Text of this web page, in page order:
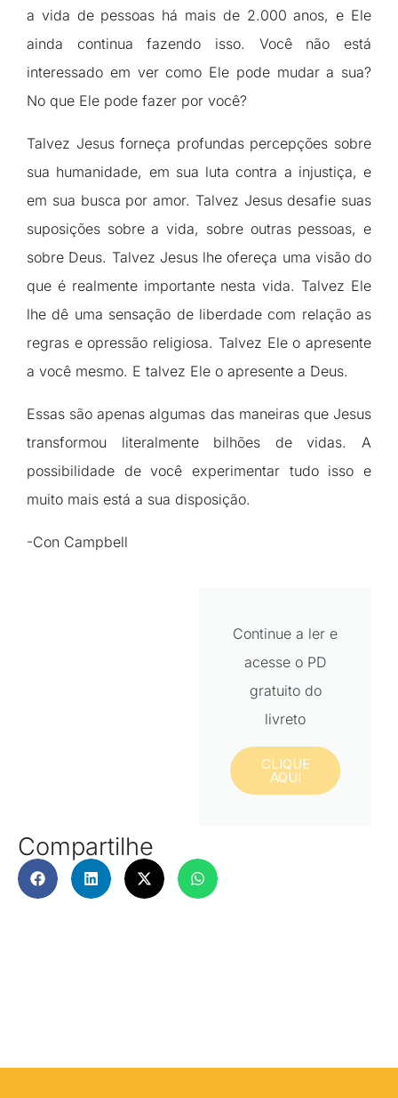
a vida de pessoas há mais de 2.000 anos, e Ele
ainda continua fazendo isso. Você não está
interessado em ver como Ele pode mudar a sua?
No que Ele pode fazer por você?
Talvez Jesus forneça profundas percepções sobre
sua humanidade, em sua luta contra a injustiça, e
em sua busca por amor. Talvez Jesus desafie suas
suposições sobre a vida, sobre outras pessoas, e
sobre Deus. Talvez Jesus lhe ofereça uma visão do
que é realmente importante nesta vida. Talvez Ele
lhe dê uma sensação de liberdade com relação as
regras e opressão religiosa. Talvez Ele o apresente
a você mesmo. E talvez Ele o apresente a Deus.
Essas são apenas algumas das maneiras que Jesus
transformou literalmente bilhões de vidas. A
possibilidade de você experimentar tudo isso e
muito mais está a sua disposição.
-Con Campbell
Continue a ler e
acesse o PD
gratuito do
livreto
CLIQUE
AQUI
Compartilhe